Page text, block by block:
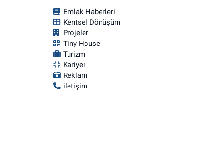
Emlak Haberleri
Kentsel Dönüşüm
Projeler
Tiny House
Turizm
Kariyer
Reklam
iletişim